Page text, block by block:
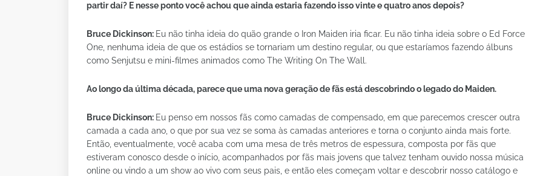
partir daí? E nesse ponto você achou que ainda estaria fazendo isso vinte e quatro anos depois?
Bruce Dickinson: Eu não tinha ideia do quão grande o Iron Maiden iria ficar. Eu não tinha ideia sobre o Ed Force
One, nenhuma ideia de que os estádios se tornariam um destino regular, ou que estaríamos fazendo álbuns
como Senjutsu e mini-filmes animados como The Writing On The Wall.
Ao longo da última década, parece que uma nova geração de fãs está descobrindo o legado do Maiden.
Bruce Dickinson: Eu penso em nossos fãs como camadas de compensado, em que parecemos crescer outra
camada a cada ano, o que por sua vez se soma às camadas anteriores e torna o conjunto ainda mais forte.
Então, eventualmente, você acaba com uma mesa de três metros de espessura, composta por fãs que
estiveram conosco desde o início, acompanhados por fãs mais jovens que talvez tenham ouvido nossa música
online ou vindo a um show ao vivo com seus pais, e então eles começam voltar e descobrir nosso catálogo e